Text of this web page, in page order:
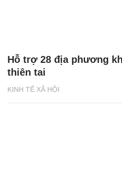
KINH TẾ XÃ HỘI
Hỗ trợ 28 địa phương
thiên tai